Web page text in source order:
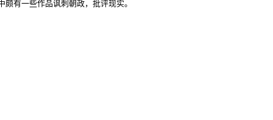
有一些作品讽刺朝政，批评现实。